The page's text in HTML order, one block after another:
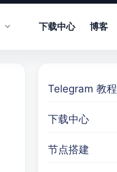
下载中心 博客
Telegram 教程
下载中心
节点搭建